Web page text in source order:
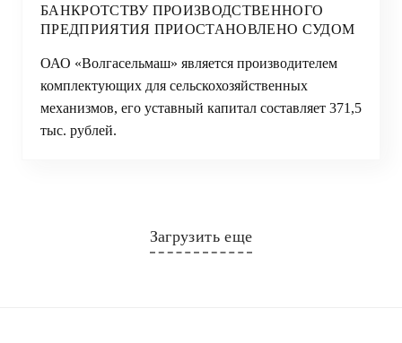
БАНКРОТСТВУ ПРОИЗВОДСТВЕННОГО
ПРЕДПРИЯТИЯ ПРИОСТАНОВЛЕНО СУДОМ
ОАО «Волгасельмаш» является производителем
комплектующих для сельскохозяйственных
механизмов, его уставный капитал составляет 371,5
тыс. рублей.
Загрузить еще